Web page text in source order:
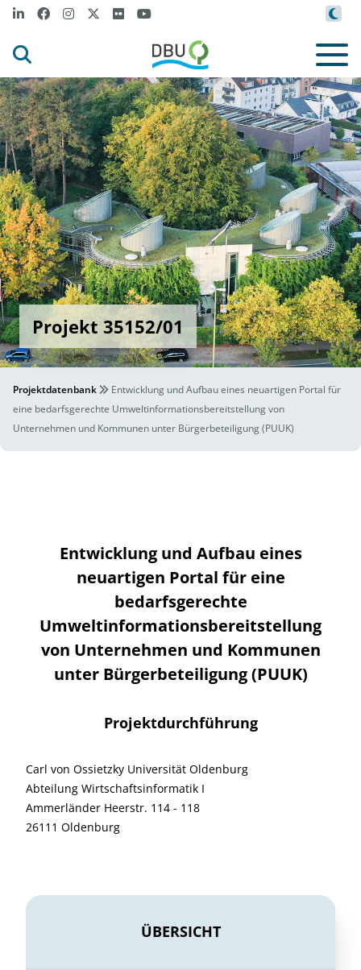
Projekt 35152/01
Projektdatenbank
Entwicklung und Aufbau eines neuartigen Portal für
eine bedarfsgerechte Umweltinformationsbereitstellung von
Unternehmen und Kommunen unter Bürgerbeteiligung (PUUK)
Entwicklung und Aufbau eines
neuartigen Portal für eine
bedarfsgerechte
Umweltinformationsbereitstellung
von Unternehmen und Kommunen
unter Bürgerbeteiligung (PUUK)
Projektdurchführung
Carl von Ossietzky Universität Oldenburg
Abteilung Wirtschaftsinformatik I
Ammerländer Heerstr. 114 - 118
26111 Oldenburg
ÜBERSICHT